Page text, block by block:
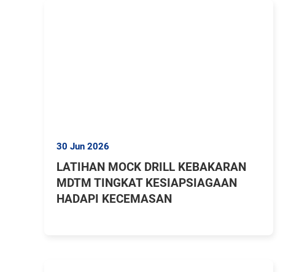
30 Jun 2026
LATIHAN MOCK DRILL KEBAKARAN
MDTM TINGKAT KESIAPSIAGAAN
HADAPI KECEMASAN